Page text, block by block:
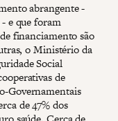
abrangente -
e que foram
financiamento são
o Ministério da
Social
de
Governamentais
de 47% dos